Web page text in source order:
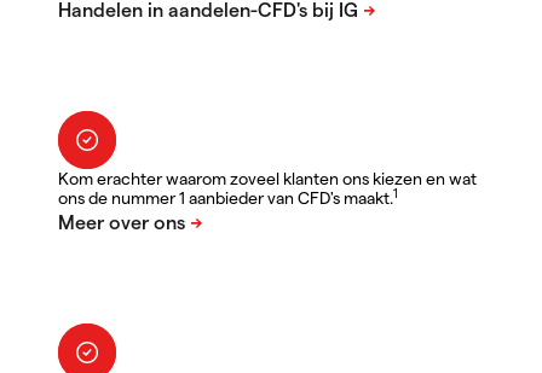
Kom erachter waarom zoveel klanten ons kiezen en wat
ons de nummer 1 aanbieder van CFD's maakt.1